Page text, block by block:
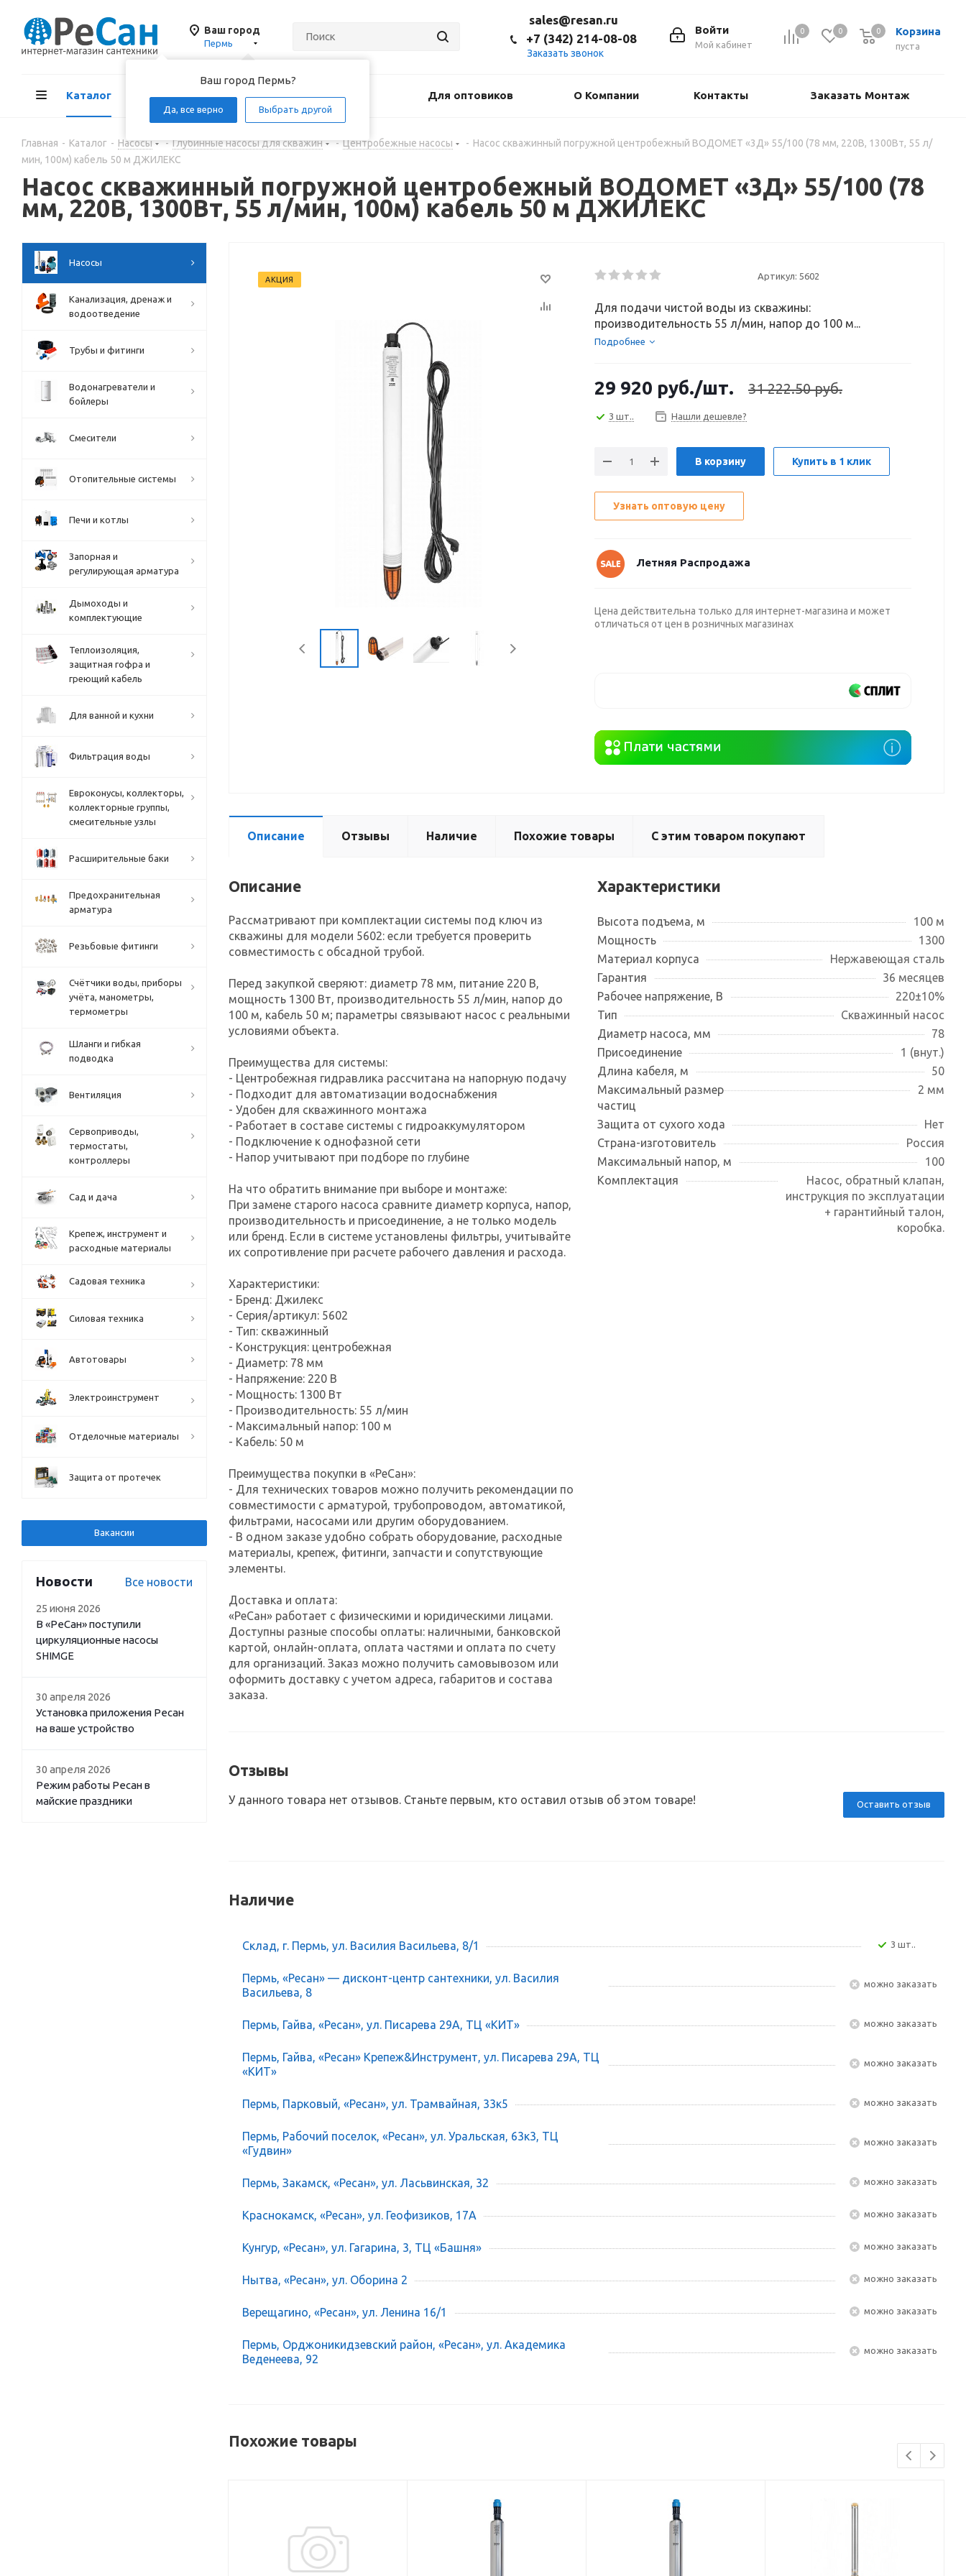
Ваш город
Пермь
Ваш город Пермь?
Да, все верно Выбрать другой
0 0 Корзина
пуста
0
Войти
Мой кабинет
sales@resan.ru
+7 (342) 214-08-08
Заказать звонок
Каталог Акции Доставка Для оптовиков О Компании Контакты Заказать Монтаж
Главная - Каталог - Насосы - Глубинные насосы для скважин - Центробежные насосы - Насос скважинный погружной центробежный ВОДОМЕТ «3Д» 55/100 (78 мм, 220В, 1300Вт, 55 л/
мин, 100м) кабель 50 м ДЖИЛЕКС
Насос скважинный погружной центробежный ВОДОМЕТ «3Д» 55/100 (78
мм, 220В, 1300Вт, 55 л/мин, 100м) кабель 50 м ДЖИЛЕКС
АКЦИЯ Артикул: 5602
Для подачи чистой воды из скважины:
производительность 55 л/мин, напор до 100 м...
Подробнее
29 920 руб./шт. 31 222.50 руб.
3 шт.. Нашли дешевле?
В корзину Купить в 1 клик
Узнать оптовую цену
Летняя Распродажа
Цена действительна только для интернет-магазина и может
отличаться от цен в розничных магазинах
Описание Отзывы Наличие Похожие товары С этим товаром покупают
Описание
Рассматривают при комплектации системы под ключ из
скважины для модели 5602: если требуется проверить
совместимость с обсадной трубой.
Перед закупкой сверяют: диаметр 78 мм, питание 220 В,
мощность 1300 Вт, производительность 55 л/мин, напор до
100 м, кабель 50 м; параметры связывают насос с реальными
условиями объекта.
Преимущества для системы:
- Центробежная гидравлика рассчитана на напорную подачу
- Подходит для автоматизации водоснабжения
- Удобен для скважинного монтажа
- Работает в составе системы с гидроаккумулятором
- Подключение к однофазной сети
- Напор учитывают при подборе по глубине
На что обратить внимание при выборе и монтаже:
При замене старого насоса сравните диаметр корпуса, напор,
производительность и присоединение, а не только модель
или бренд. Если в системе установлены фильтры, учитывайте
их сопротивление при расчете рабочего давления и расхода.
Характеристики:
- Бренд: Джилекс
- Серия/артикул: 5602
- Тип: скважинный
- Конструкция: центробежная
- Диаметр: 78 мм
- Напряжение: 220 В
- Мощность: 1300 Вт
- Производительность: 55 л/мин
- Максимальный напор: 100 м
- Кабель: 50 м
Преимущества покупки в «РеСан»:
- Для технических товаров можно получить рекомендации по
совместимости с арматурой, трубопроводом, автоматикой,
фильтрами, насосами или другим оборудованием.
- В одном заказе удобно собрать оборудование, расходные
материалы, крепеж, фитинги, запчасти и сопутствующие
элементы.
Доставка и оплата:
«РеСан» работает с физическими и юридическими лицами.
Доступны разные способы оплаты: наличными, банковской
картой, онлайн-оплата, оплата частями и оплата по счету
для организаций. Заказ можно получить самовывозом или
оформить доставку с учетом адреса, габаритов и состава
заказа.
Характеристики
Высота подъема, м
100 м
Мощность
1300
Материал корпуса
Нержавеющая сталь
Гарантия
36 месяцев
Рабочее напряжение, В
220±10%
Тип
Скважинный насос
Диаметр насоса, мм
78
Присоединение
1 (внут.)
Длина кабеля, м
50
Максимальный размер
частиц
2 мм
Защита от сухого хода
Нет
Страна-изготовитель
Россия
Максимальный напор, м
100
Комплектация
Насос, обратный клапан,
инструкция по эксплуатации
+ гарантийный талон,
коробка.
Отзывы
Оставить отзыв
У данного товара нет отзывов. Станьте первым, кто оставил отзыв об этом товаре!
Наличие
Склад, г. Пермь, ул. Василия Васильева, 8/1 3 шт..
Пермь, «Ресан» — дисконт-центр сантехники, ул. Василия
Васильева, 8
Можно заказать
Пермь, Гайва, «Ресан», ул. Писарева 29А, ТЦ «КИТ» Можно заказать
Пермь, Гайва, «Ресан» Крепеж&Инструмент, ул. Писарева 29А, ТЦ
«КИТ»
Можно заказать
Пермь, Парковый, «Ресан», ул. Трамвайная, 33к5 Можно заказать
Пермь, Рабочий поселок, «Ресан», ул. Уральская, 63к3, ТЦ
«Гудвин»
Можно заказать
Пермь, Закамск, «Ресан», ул. Ласьвинская, 32 Можно заказать
Краснокамск, «Ресан», ул. Геофизиков, 17А Можно заказать
Кунгур, «Ресан», ул. Гагарина, 3, ТЦ «Башня» Можно заказать
Нытва, «Ресан», ул. Оборина 2 Можно заказать
Верещагино, «Ресан», ул. Ленина 16/1 Можно заказать
Пермь, Орджоникидзевский район, «Ресан», ул. Академика
Веденеева, 92
Можно заказать
Похожие товары
Насосы
Канализация, дренаж и
водоотведение
Трубы и фитинги
Водонагреватели и
бойлеры
Смесители
Отопительные системы
Печи и котлы
Запорная и
регулирующая арматура
Дымоходы и
комплектующие
Теплоизоляция,
защитная гофра и
греющий кабель
Для ванной и кухни
Фильтрация воды
Евроконусы, коллекторы,
коллекторные группы,
смесительные узлы
Расширительные баки
Предохранительная
арматура
Резьбовые фитинги
Счётчики воды, приборы
учёта, манометры,
термометры
Шланги и гибкая
подводка
Вентиляция
Сервоприводы,
термостаты,
контроллеры
Сад и дача
Крепеж, инструмент и
расходные материалы
Садовая техника
Силовая техника
Автотовары
Электроинструмент
Отделочные материалы
Защита от протечек
Вакансии
Новости Все новости
25 июня 2026
В «РеСан» поступили
циркуляционные насосы
SHIMGE
30 апреля 2026
Установка приложения Ресан
на ваше устройство
30 апреля 2026
Режим работы Ресан в
майские праздники